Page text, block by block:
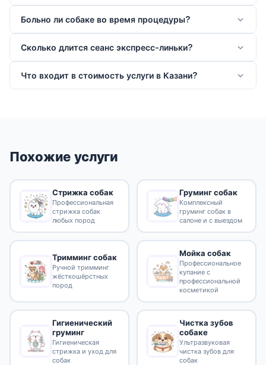
Больно ли собаке во время процедуры?
Сколько длится сеанс экспресс-линьки?
Что входит в стоимость услуги в Казани?
Похожие услуги
Стрижка собак
Профессиональная
стрижка собак
любых пород
Груминг собак
Комплексный
груминг собак в
салоне и с выездом
Тримминг собак
Ручной тримминг
жёсткошёрстных
пород
Мойка собак
Профессиональное
купание с
профессиональной
косметикой
Гигиенический
груминг
Гигиеническая
стрижка и уход для
собак
Чистка зубов
собаке
Ультразвуковая
чистка зубов для
собак